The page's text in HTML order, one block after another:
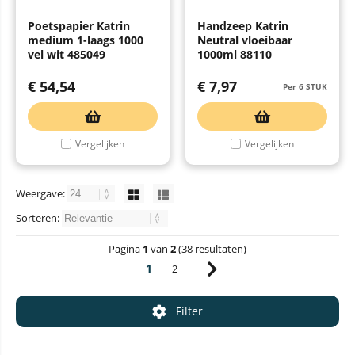
Poetspapier Katrin
medium 1-laags 1000
vel wit 485049
€ 54,54
Vergelijken
Handzeep Katrin
Neutral vloeibaar
1000ml 88110
Per 6 STUK
€ 7,97
Vergelijken
Weergave:
Sorteren:
Pagina 1 van 2(38 resultaten)
1 2
Filter